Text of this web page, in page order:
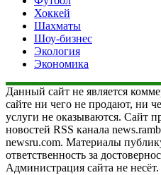
Хоккей
Шахматы
Шоу-бизнес
Экология
Экономика
Данный сайт не является
сайте ни чего не продают, ни
услуги не оказываются. Сайт
новостей RSS канала
newsru.com. Материалы
ответственность за
Администрация сайта не несёт.